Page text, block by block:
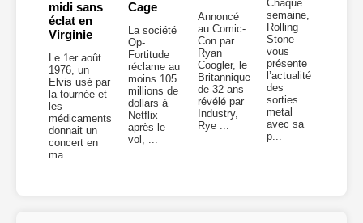
midi sans
éclat en
Virginie
Le 1er août
1976, un
Elvis usé par
la tournée et
les
médicaments
donnait un
concert en
ma...
Cage
La société
Op-
Fortitude
réclame au
moins 105
millions de
dollars à
Netflix
après le
vol, ...
Annoncé
au Comic-
Con par
Ryan
Coogler, le
Britannique
de 32 ans
révélé par
Industry,
Rye ...
Chaque
semaine,
Rolling
Stone
vous
présente
l’actualité
des
sorties
metal
avec sa
p...